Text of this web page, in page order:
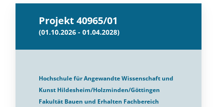
Projekt 40965/01
(01.10.2026 - 01.04.2028)
Hochschule für Angewandte Wissenschaft und
Kunst Hildesheim/Holzminden/Göttingen
Fakultät Bauen und Erhalten Fachbereich